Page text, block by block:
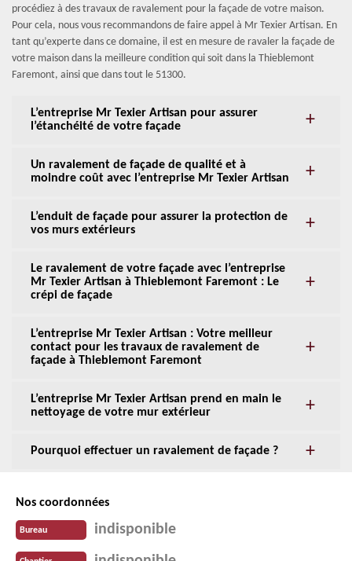
procédiez à des travaux de ravalement pour la façade de votre maison.
Pour cela, nous vous recommandons de faire appel à Mr Texier Artisan. En
tant qu’experte dans ce domaine, il est en mesure de ravaler la façade de
votre maison dans la meilleure condition qui soit dans la Thieblemont
Faremont, ainsi que dans tout le 51300.
L’entreprise Mr Texier Artisan pour assurer
l’étanchéité de votre façade
Un ravalement de façade de qualité et à
moindre coût avec l’entreprise Mr Texier Artisan
L’enduit de façade pour assurer la protection de
vos murs extérieurs
Le ravalement de votre façade avec l’entreprise
Mr Texier Artisan à Thieblemont Faremont : Le
crépi de façade
L’entreprise Mr Texier Artisan : Votre meilleur
contact pour les travaux de ravalement de
façade à Thieblemont Faremont
L’entreprise Mr Texier Artisan prend en main le
nettoyage de votre mur extérieur
Pourquoi effectuer un ravalement de façade ?
Nos coordonnées
Bureau indisponible